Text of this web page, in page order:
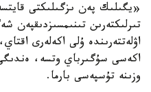
«يگىلىك پەن ىزگىلىكتى
تىرلىكتەرىن
اۋلەتتەرىندە ۇلى اكەلەرى
اكەسى سۇگىرباي وتسە،
وزىنە تۇسپەسى بارما.